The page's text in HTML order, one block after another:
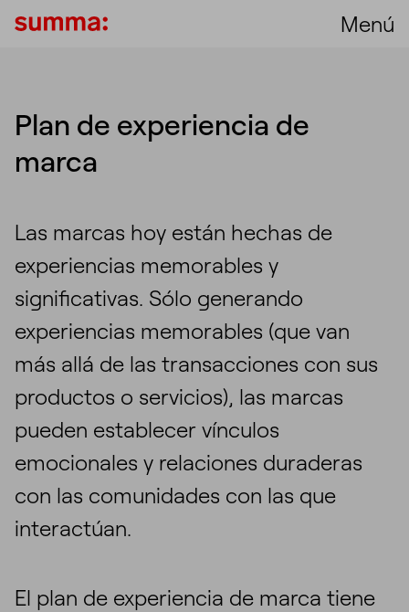
Menú
Plan de experiencia de
marca
Las marcas hoy están hechas de
experiencias memorables y
significativas. Sólo generando
experiencias memorables (que van
más allá de las transacciones con sus
productos o servicios), las marcas
pueden establecer vínculos
emocionales y relaciones duraderas
con las comunidades con las que
interactúan.
El plan de experiencia de marca tiene